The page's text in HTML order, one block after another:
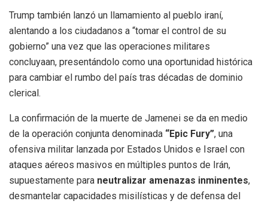
Trump también lanzó un llamamiento al pueblo iraní,
alentando a los ciudadanos a “tomar el control de su
gobierno” una vez que las operaciones militares
concluyaan, presentándolo como una oportunidad histórica
para cambiar el rumbo del país tras décadas de dominio
clerical.
La confirmación de la muerte de Jamenei se da en medio
de la operación conjunta denominada “Epic Fury”, una
ofensiva militar lanzada por Estados Unidos e Israel con
ataques aéreos masivos en múltiples puntos de Irán,
supuestamente para neutralizar amenazas inminentes,
desmantelar capacidades misilísticas y de defensa del